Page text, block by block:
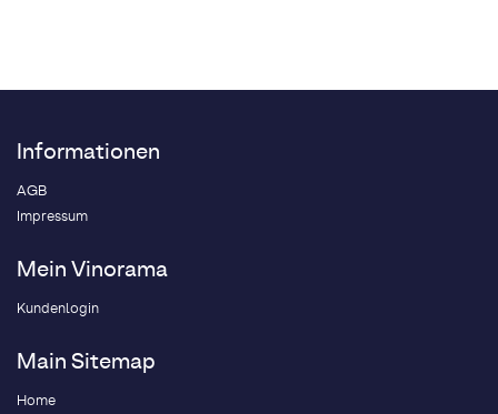
Informationen
AGB
Impressum
Mein Vinorama
Kundenlogin
Main Sitemap
Home